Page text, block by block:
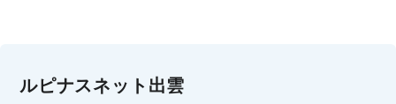
ルピナスネット出雲